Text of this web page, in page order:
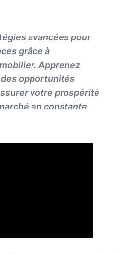
avancées pour
grâce à
Apprenez
opportunités
votre prospérité
en constante